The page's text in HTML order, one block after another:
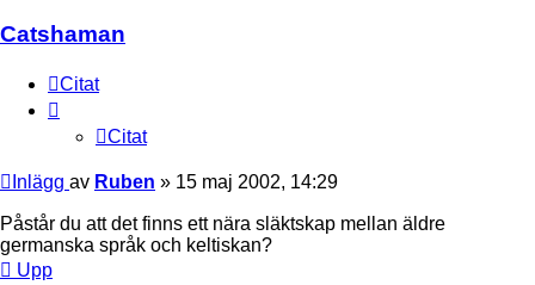
Catshaman
Citat
Citat
Inlägg av Ruben » 15 maj 2002, 14:29
Påstår du att det finns ett nära släktskap mellan äldre
germanska språk och keltiskan?
Upp